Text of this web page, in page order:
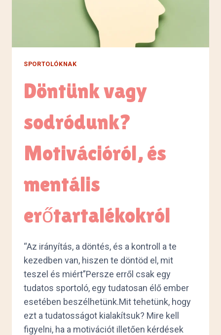
SPORTOLÓKNAK
Döntünk vagy
sodródunk?
Motivációról, és
mentális
erőtartalékokról
“Az irányítás, a döntés, és a kontroll a te
kezedben van, hiszen te döntöd el, mit
teszel és miért”Persze erről csak egy
tudatos sportoló, egy tudatosan élő ember
esetében beszélhetünk.Mit tehetünk, hogy
ezt a tudatosságot kialakítsuk? Mire kell
figyelni, ha a motivációt illetően kérdések